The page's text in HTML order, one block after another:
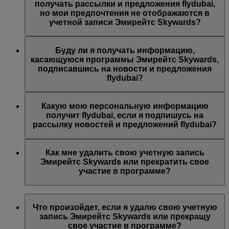
предложений Эмирейтс, Эмирейтс Skywards и/или
flydubai. Ваши предпочтения были изменены согласно
вашему выбору.
получать рассылки и предложения flydubai,
но мои предпочтения не отображаются в
учетной записи Эмирейтс Skywards?
связан с несколькими номерами участников программы
Эмирейтс Skywards или указанное вами имя не
совпадает с именем в вашей учетной записи Эмирейтс
Skywards. Войдите в учетную запись Эмирейтс
Личные предпочтения
Буду ли я получать информацию,
касающуюся программы Эмирейтс Skywards,
подписавшись на новости и предложения
flydubai?
компании flydubai, включая промоакции flydubai и
flydubai Holidays.
Какую мою персональную информацию
получит flydubai, если я подпишусь на
рассылку новостей и предложений flydubai?
электронной почты, на который будут приходить
письма. flydubai несет ответственность за обработку
вашей личной информации согласнополитике
Как мне удалить свою учетную запись
Эмирейтс Skywards или прекратить свое
участие в программе?
Skywards или прекратить свое участие в программе в
любой момент.
Что произойдет, если я удалю свою учетную
запись Эмирейтс Skywards или прекращу
свое участие в программе?